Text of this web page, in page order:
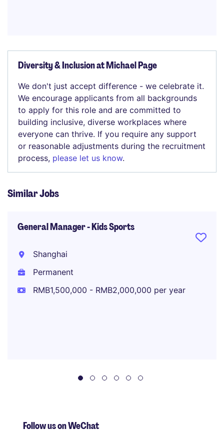
Diversity & Inclusion at Michael Page
We don't just accept difference - we celebrate it.
We encourage applicants from all backgrounds
to apply for this role and are committed to
building inclusive, diverse workplaces where
everyone can thrive. If you require any support
or reasonable adjustments during the recruitment
process, please let us know.
Similar Jobs
General Manager - Kids Sports
Shanghai
Permanent
RMB1,500,000 - RMB2,000,000 per year
Follow us on WeChat